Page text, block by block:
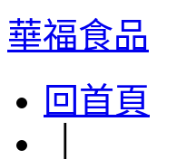
華福食品
回首頁